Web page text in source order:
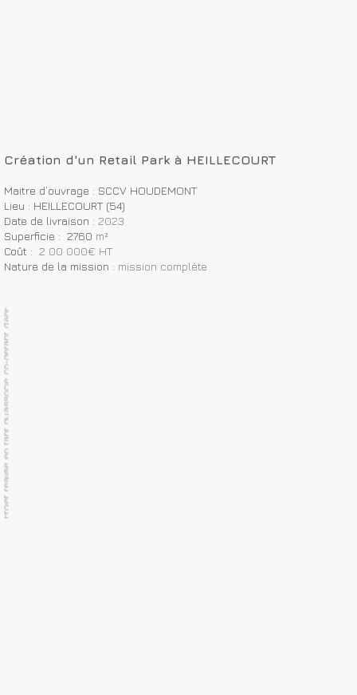
Création d'un Retail Park à HEILLECOURT
Maitre d’ouvrage : SCCV HOUDEMONT
Lieu : HEILLECOURT (54)
Date de livraison : 2023
Superficie : 2760 m²
Coût : 2 00 000€ HT
Nature de la mission : mission complète